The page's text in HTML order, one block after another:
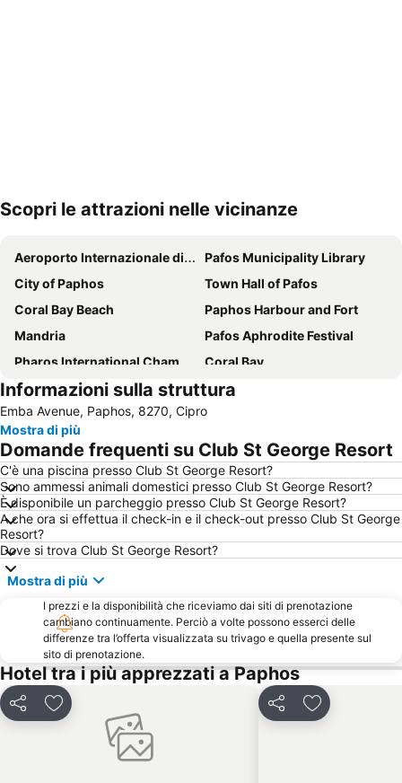
Espandi mappa
Scopri le attrazioni nelle vicinanze
Aeroporto Internazionale di Pafo
Pafos Municipality Library
City of Paphos
Town Hall of Pafos
Coral Bay Beach
Paphos Harbour and Fort
Mandria
Pafos Aphrodite Festival
Pharos International Chamber Music Festival
Coral Bay
Aphrodite Hills Golf
Faros Beach
Geroskipou Beach
Pissouri
The Limnatis
Paphos' Amargeti
Saint Rafael’s Day - Pomos
Pachyammos Beach
Walking tours of Paphos
Laourou Beach
Aphrodite's Rock
Kalopanagiotis
Ethnographical Museum of Pafos
Latchi
Kykkou Monastery
Informazioni sulla struttura
Emba Avenue, Paphos, 8270, Cipro
Mostra di più
Domande frequenti su Club St George Resort
C'è una piscina presso Club St George Resort?
Sono ammessi animali domestici presso Club St George Resort?
È disponibile un parcheggio presso Club St George Resort?
A che ora si effettua il check-in e il check-out presso Club St George
Resort?
Dove si trova Club St George Resort?
Mostra di più
I prezzi e la disponibilità che riceviamo dai siti di prenotazione
cambiano continuamente. Perciò a volte possono esserci delle
differenze tra l’offerta visualizzata su trivago e quella presente sul
sito di prenotazione.
Hotel tra i più apprezzati a Paphos
CondividiAggiungi ai preferiti CondividiAggiungi ai